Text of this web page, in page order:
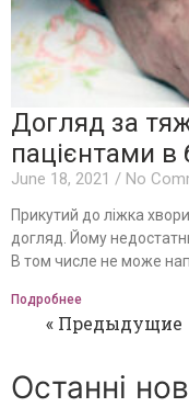
Догляд за
пацієнтами в
June 18, 2021 No
Прикутий до ліжка
догляд. Йому
В том числе не може
Подробнее
« Предыдущие
Останні